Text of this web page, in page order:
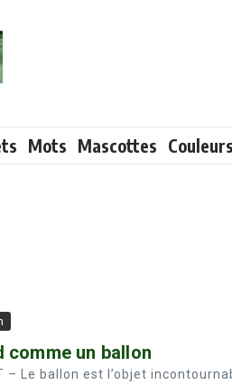
Mots Mascottes Couleurs
comme un ballon
– Le ballon est l’objet